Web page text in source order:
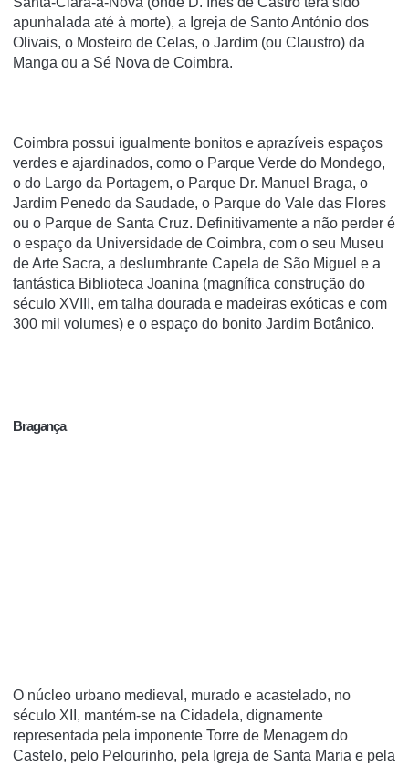
apunhalada até à morte), a Igreja de Santo António dos
Olivais, o Mosteiro de Celas, o Jardim (ou Claustro) da
Manga ou a Sé Nova de Coimbra.
Coimbra possui igualmente bonitos e aprazíveis espaços
verdes e ajardinados, como o Parque Verde do Mondego,
o do Largo da Portagem, o Parque Dr. Manuel Braga, o
Jardim Penedo da Saudade, o Parque do Vale das Flores
ou o Parque de Santa Cruz. Definitivamente a não perder é
o espaço da Universidade de Coimbra, com o seu Museu
de Arte Sacra, a deslumbrante Capela de São Miguel e a
fantástica Biblioteca Joanina (magnífica construção do
século XVIII, em talha dourada e madeiras exóticas e com
300 mil volumes) e o espaço do bonito Jardim Botânico.
Bragança
O núcleo urbano medieval, murado e acastelado, no
século XII, mantém-se na Cidadela, dignamente
representada pela imponente Torre de Menagem do
Castelo, pelo Pelourinho, pela Igreja de Santa Maria e pela